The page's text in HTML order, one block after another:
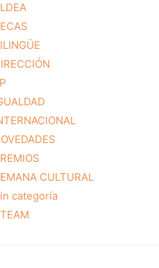
CULTURAL
categoría